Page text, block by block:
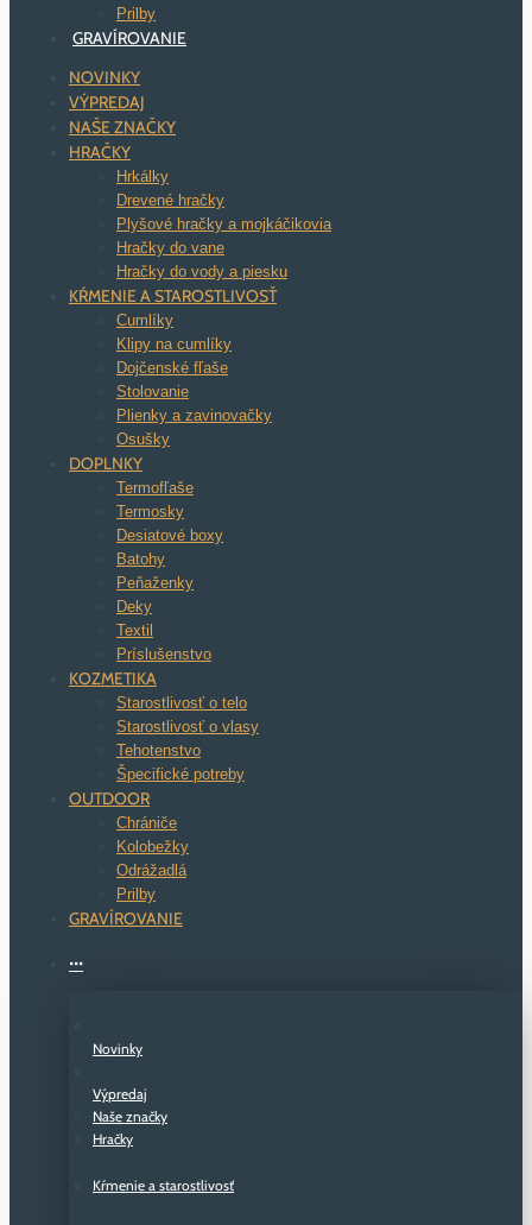
Prilby
GRAVÍROVANIE
NOVINKY
VÝPREDAJ
NAŠE ZNAČKY
HRAČKY
Hrkálky
Drevené hračky
Plyšové hračky a mojkáčikovia
Hračky do vane
Hračky do vody a piesku
KŔMENIE A STAROSTLIVOSŤ
Cumlíky
Klipy na cumlíky
Dojčenské fľaše
Stolovanie
Plienky a zavinovačky
Osušky
DOPLNKY
Termofľaše
Termosky
Desiatové boxy
Batohy
Peňaženky
Deky
Textil
Príslušenstvo
KOZMETIKA
Starostlivosť o telo
Starostlivosť o vlasy
Tehotenstvo
Špecifické potreby
OUTDOOR
Chrániče
Kolobežky
Odrážadlá
Prilby
GRAVÍROVANIE
···
Novinky
Výpredaj
Naše značky
Hračky
Kŕmenie a starostlivosť